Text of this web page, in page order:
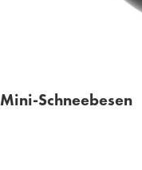
Mini-Schneebesen